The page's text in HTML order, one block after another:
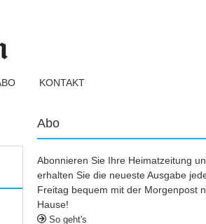
KONTAKT
Abo
Abonnieren Sie Ihre Heimatzeitung
erhalten Sie die neueste Ausgabe
Freitag bequem mit der Morgenpost
Hause!
So geht's